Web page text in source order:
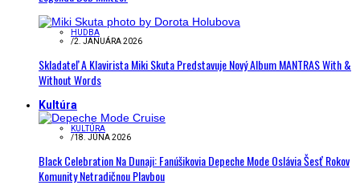
HUDBA
/2. JANUÁRA 2026
Skladateľ A Klavirista Miki Skuta Predstavuje Nový Album MANTRAS With &
Without Words
Kultúra
KULTÚRA
/18. JÚNA 2026
Black Celebration Na Dunaji: Fanúšikovia Depeche Mode Oslávia Šesť Rokov
Komunity Netradičnou Plavbou